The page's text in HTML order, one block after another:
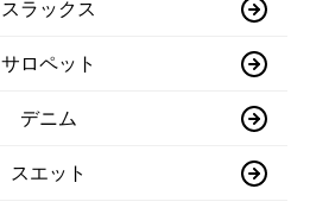
スラックス
サロペット
デニム
スエット